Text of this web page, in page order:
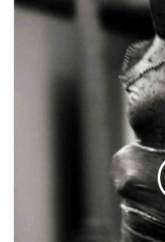
entre l’individu et la
multiplie les
collectives,
nourries par des
Dans Celebration
se retrouve dans un
une fête de quartier
Titre : Jock A Mo - Cha